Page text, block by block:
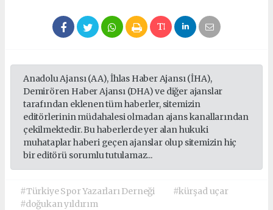
Anadolu Ajansı (AA), İhlas Haber Ajansı (İHA),
Demirören Haber Ajansı (DHA) ve diğer ajanslar
tarafından eklenen tüm haberler, sitemizin
editörlerinin müdahalesi olmadan ajans kanallarından
çekilmektedir. Bu haberlerde yer alan hukuki
muhataplar haberi geçen ajanslar olup sitemizin hiç
bir editörü sorumlu tutulamaz...
#Türkiye Spor Yazarları Derneği
#kürşad uçar
#doğukan yıldırım